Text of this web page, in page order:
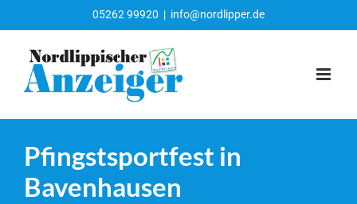
Inhalt
springen
05262 99920 | info@nordlipper.de
Pfingstsportfest in
Bavenhausen